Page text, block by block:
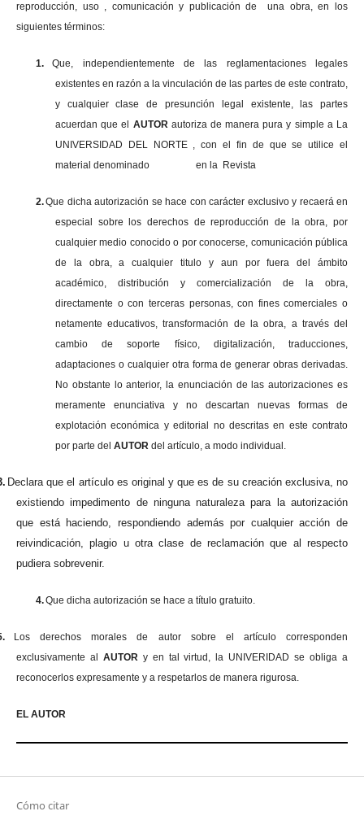
reproducción, uso , comunicación y publicación de una obra, en los
siguientes términos:
1.
Que, independientemente de las reglamentaciones legales
existentes en razón a la vinculación de las partes de este contrato,
y cualquier clase de presunción legal existente, las partes
acuerdan que el AUTOR autoriza de manera pura y simple a La
UNIVERSIDAD DEL NORTE , con el fin de que se utilice el
material denominado en la Revista
2.Que dicha autorización se hace con carácter exclusivo y recaerá en
especial sobre los derechos de reproducción de la obra, por
cualquier medio conocido o por conocerse, comunicación pública
de la obra, a cualquier titulo y aun por fuera del ámbito
académico, distribución y comercialización de la obra,
directamente o con terceras personas, con fines comerciales o
netamente educativos, transformación de la obra, a través del
cambio de soporte físico, digitalización, traducciones,
adaptaciones o cualquier otra forma de generar obras derivadas.
No obstante lo anterior, la enunciación de las autorizaciones es
meramente enunciativa y no descartan nuevas formas de
explotación económica y editorial no descritas en este contrato
por parte del AUTORdel artículo, a modo individual.
Declara que el artículo es original y que es de su creación exclusiva, no
existiendo impedimento de ninguna naturaleza para la autorización
que está haciendo, respondiendo además por cualquier acción de
reivindicación, plagio u otra clase de reclamación que al respecto
pudiera sobrevenir.
4.Que dicha autorización se hace a título gratuito.
Los derechos morales de autor sobre el artículo corresponden
exclusivamente al AUTOR y en tal virtud, la UNIVERIDAD se obliga a
reconocerlos expresamente y a respetarlos de manera rigurosa.
EL AUTOR
Cómo citar